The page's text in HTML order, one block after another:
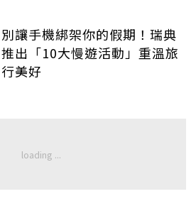
別讓手機綁架你的假期！瑞典
推出「10大慢遊活動」重溫旅
行美好